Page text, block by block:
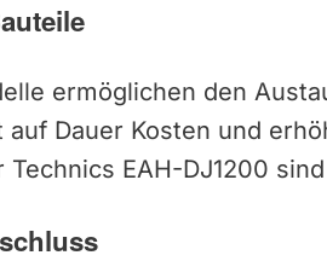
ermöglichen den
auf Dauer Kosten und
Technics EAH-DJ1200